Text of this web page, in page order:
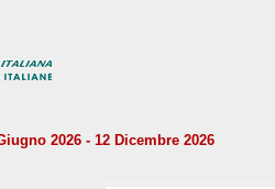
2026 - 12 Dicembre 2026